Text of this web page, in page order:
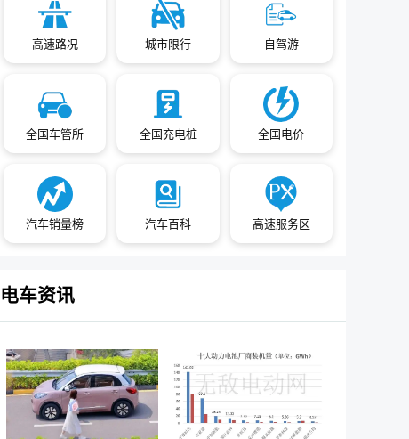
高速路况 城市限行 自驾游
全国车管所 全国充电桩 全国电价
汽车销量榜 汽车百科 高速服务区
电车资讯